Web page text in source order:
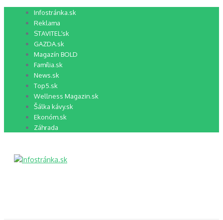
Preskočiť Infostránka.sk
Reklama
STAVITEĽ.sk
GAZDA.sk
Magazín BOLD
Família.sk
News.sk
Top5.sk
Wellness Magazin.sk
Šálka kávy.sk
Ekonóm.sk
Záhrada